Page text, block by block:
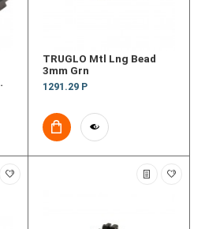
TRUGLO Mtl Lng Bead
3mm Grn
1291.29 Р